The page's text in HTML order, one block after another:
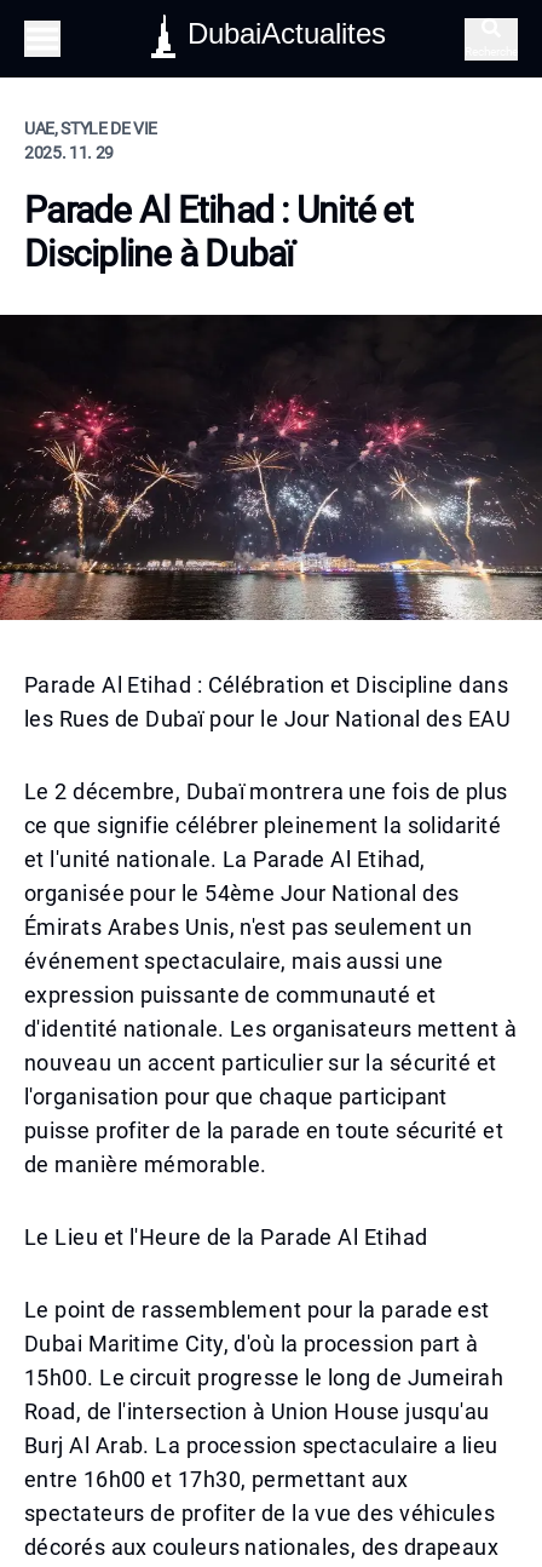
DubaiActualites
UAE, STYLE DE VIE
2025. 11. 29
Parade Al Etihad : Unité et
Discipline à Dubaï
Parade Al Etihad : Célébration et Discipline dans
les Rues de Dubaï pour le Jour National des EAU
Le 2 décembre, Dubaï montrera une fois de plus
ce que signifie célébrer pleinement la solidarité
et l'unité nationale. La Parade Al Etihad,
organisée pour le 54ème Jour National des
Émirats Arabes Unis, n'est pas seulement un
événement spectaculaire, mais aussi une
expression puissante de communauté et
d'identité nationale. Les organisateurs mettent à
nouveau un accent particulier sur la sécurité et
l'organisation pour que chaque participant
puisse profiter de la parade en toute sécurité et
de manière mémorable.
Le Lieu et l'Heure de la Parade Al Etihad
Le point de rassemblement pour la parade est
Dubai Maritime City, d'où la procession part à
15h00. Le circuit progresse le long de Jumeirah
Road, de l'intersection à Union House jusqu'au
Burj Al Arab. La procession spectaculaire a lieu
entre 16h00 et 17h30, permettant aux
spectateurs de profiter de la vue des véhicules
décorés aux couleurs nationales, des drapeaux